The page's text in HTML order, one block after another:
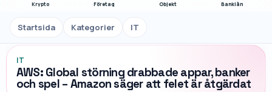
Objekt
Företag Banklån
Krypto
Startsida Kategorier IT
IT
AWS: Global störning drabbade appar, banker
och spel – Amazon säger att felet är åtgärdat